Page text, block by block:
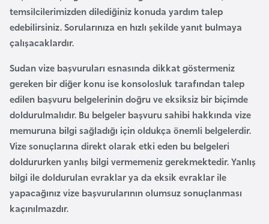
temsilcilerimizden dilediğiniz konuda yardım talep
edebilirsiniz. Sorularınıza en hızlı şekilde yanıt bulmaya
çalışacaklardır.
Sudan vize başvuruları esnasında dikkat göstermeniz
gereken bir diğer konu ise konsolosluk tarafından talep
edilen başvuru belgelerinin doğru ve eksiksiz bir biçimde
doldurulmalıdır. Bu belgeler başvuru sahibi hakkında vize
memuruna bilgi sağladığı için oldukça önemli belgelerdir.
Vize sonuçlarına direkt olarak etki eden bu belgeleri
doldururken yanlış bilgi vermemeniz gerekmektedir. Yanlış
bilgi ile doldurulan evraklar ya da eksik evraklar ile
yapacağınız vize başvurularının olumsuz sonuçlanması
kaçınılmazdır.
F
a
s
Ç
a
d
Ç
e
k
C